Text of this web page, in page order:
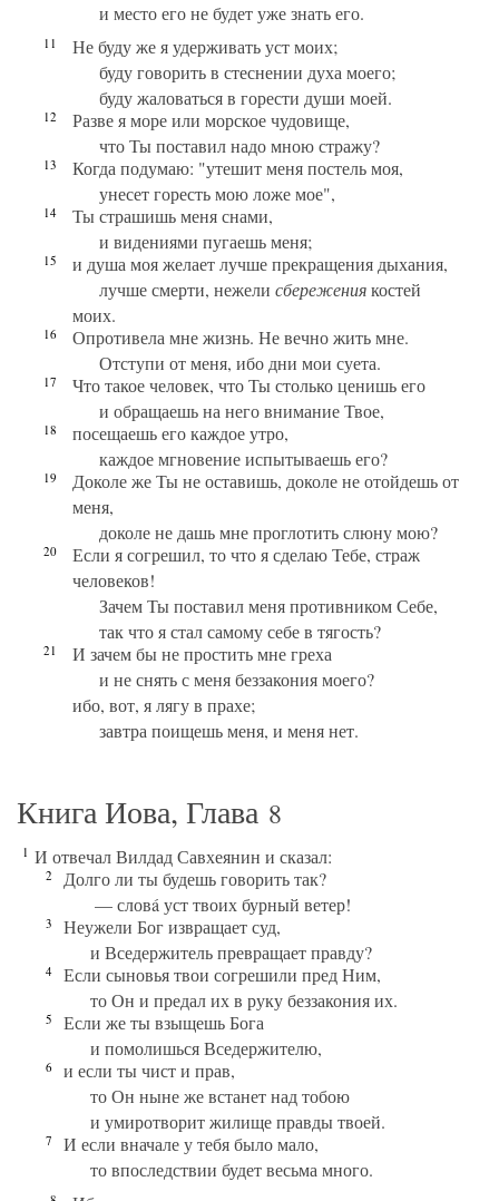
и место его не будет уже знать его.
11
Не буду же я удерживать уст моих;
буду говорить в стеснении духа моего;
буду жаловаться в горести души моей.
12
Разве я море или морское чудовище,
что Ты поставил надо мною стражу?
13
Когда подумаю: "утешит меня постель моя,
унесет горесть мою ложе мое",
14
Ты страшишь меня снами,
и видениями пугаешь меня;
15
и душа моя желает лучше прекращения дыхания,
лучше смерти, нежели сбережениякостей
моих.
16
Опротивела мне жизнь. Не вечно жить мне.
Отступи от меня, ибо дни мои суета.
17
Что такое человек, что Ты столько ценишь его
и обращаешь на него внимание Твое,
18
посещаешь его каждое утро,
каждое мгновение испытываешь его?
19
Доколе же Ты не оставишь, доколе не отойдешь от
меня,
доколе не дашь мне проглотить слюну мою?
20
Если я согрешил, то что я сделаю Тебе, страж
человеков!
Зачем Ты поставил меня противником Себе,
так что я стал самому себе в тягость?
21
И зачем бы не простить мне греха
и не снять с меня беззакония моего?
ибо, вот, я лягу в прахе;
завтра поищешь меня, и меня нет.
Книга Иова, Глава 8
1 И отвечал Вилдад Савхеянин и сказал:
2
Долго ли ты будешь говорить так?
— словá уст твоих бурный ветер!
3
Неужели Бог извращает суд,
и Вседержитель превращает правду?
4
Если сыновья твои согрешили пред Ним,
то Он и предал их в руку беззакония их.
5
Если же ты взыщешь Бога
и помолишься Вседержителю,
6
и если ты чист и прав,
то Он ныне же встанет над тобою
и умиротворит жилище правды твоей.
7
И если вначале у тебя было мало,
то впоследствии будет весьма много.